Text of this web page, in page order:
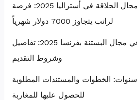
عقود عمل في مجال الحلاقة في أستراليا 2025: فرصة
لراتب يتجاوز 7000 دولار شهرياً
فرص عمل موسمية في مجال البستنة بفرنسا 2025: تفاصيل
وشروط التقديم
فيزا أمريكا 10 سنوات: الخطوات والمستندات المطلوبة
للحصول عليها للمغاربة